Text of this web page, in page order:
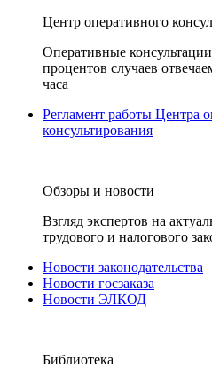
Центр оперативного
Оперативные
процентов случаев
часа
Регламент работы Центра
консультирования
Обзоры и новости
Взгляд экспертов на
трудового и налогового
Новости законодательства
Новости госзаказа
Новости ЭЛКОД
Библиотека